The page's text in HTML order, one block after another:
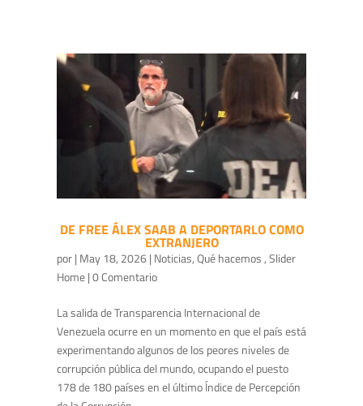
DE FREE ÁLEX SAAB A DEPORTARLO COMO
EXTRANJERO
por| May 18, 2026| Noticias,Qué hacemos ,Slider
Home| 0 Comentario
La salida de Transparencia Internacional de
Venezuela ocurre en un momento en que el país está
experimentando algunos de los peores niveles de
corrupción pública del mundo, ocupando el puesto
178 de 180 países en el último Índice de Percepción